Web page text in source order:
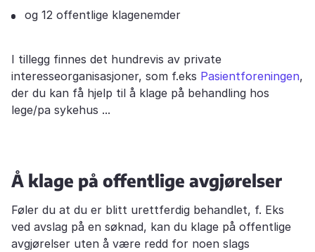
og 12 offentlige klagenemder
I tillegg finnes det hundrevis av private
interesseorganisasjoner, som f.eks Pasientforeningen,
der du kan få hjelp til å klage på behandling hos
lege/pa sykehus ...
Å klage på offentlige avgjørelser
Føler du at du er blitt urettferdig behandlet, f. Eks
ved avslag på en søknad, kan du klage på offentlige
avgjørelser uten å være redd for noen slags